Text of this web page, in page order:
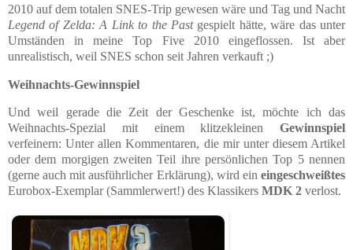
2010 auf dem totalen SNES-Trip gewesen wäre und Tag und Nacht
Legend of Zelda: A Link to the Pastgespielt hätte, wäre das unter
Umständen in meine Top Five 2010 eingeflossen. Ist aber
unrealistisch, weil SNES schon seit Jahren verkauft ;)
Weihnachts-Gewinnspiel
Und weil gerade die Zeit der Geschenke ist, möchte ich das
Weihnachts-Spezial mit einem klitzekleinen Gewinnspiel
verfeinern: Unter allen Kommentaren, die mir unter diesem Artikel
oder dem morgigen zweiten Teil ihre persönlichen Top 5 nennen
(gerne auch mit ausführlicher Erklärung), wird ein eingeschweißtes
Eurobox-Exemplar (Sammlerwert!) des Klassikers MDK 2 verlost.